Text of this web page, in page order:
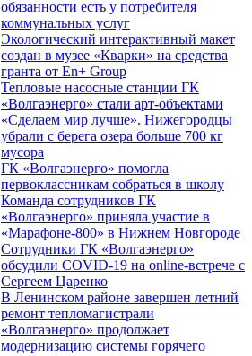
обязанности есть у потребителя
коммунальных услуг
Экологический интерактивный макет
создан в музее «Кварки» на средства
гранта от En+ Group
Тепловые насосные станции ГК
«Волгаэнерго» стали арт-объектами
«Сделаем мир лучше». Нижегородцы
убрали с берега озера больше 700 кг
мусора
ГК «Волгаэнерго» помогла
первоклассникам собраться в школу
Команда сотрудников ГК
«Волгаэнерго» приняла участие в
«Марафоне-800» в Нижнем Новгороде
Сотрудники ГК «Волгаэнерго»
обсудили COVID-19 на online-встрече с
Сергеем Царенко
В Ленинском районе завершен летний
ремонт тепломагистрали
«Волгаэнерго» продолжает
модернизацию системы горячего